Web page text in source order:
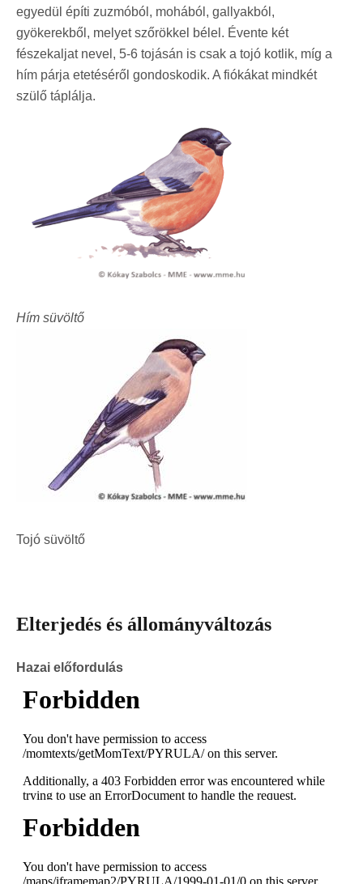
egyedül építi zuzmóból, mohából, gallyakból,
gyökerekből, melyet szőrökkel bélel. Évente két
fészekaljat nevel, 5-6 tojásán is csak a tojó kotlik, míg a
hím párja etetéséről gondoskodik. A fiókákat mindkét
szülő táplálja.
Hím süvöltő
Tojó süvöltő
Elterjedés és állományváltozás
Hazai előfordulás